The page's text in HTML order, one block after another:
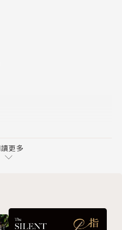
到最大的效益：「擬定設計
合」；
否＝規畫設計：落實「建築
認證」。
領建築師是奉行「減法設計
有建築工法、新穎建材、先
斤計較的不是怎麼設計，而
善用天然資源」減少浪費的
自然的手筆。
、蓋出好房子的專業設計
不知道怎麼和建築設計師
更多